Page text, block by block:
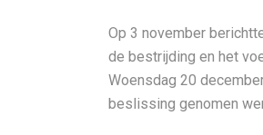
Op 3 november
de bestrijding en het
Woensdag 20
beslissing genomen